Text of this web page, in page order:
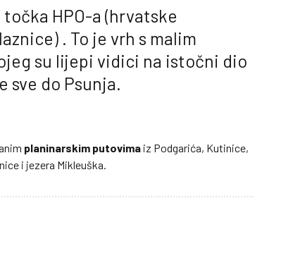
HPO-a (hrvatske
. To je vrh s malim
su lijepi vidici na istočni dio
sve do Psunja.
planinarskim putovima iz Podgarića, Kutinice,
i jezera Mikleuška.